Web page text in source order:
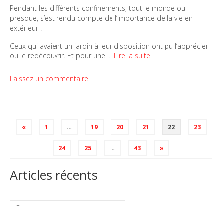
Pendant les différents confinements, tout le monde ou
presque, s’est rendu compte de l’importance de la vie en
extérieur !
Ceux qui avaient un jardin à leur disposition ont pu l’apprécier
ou le redécouvrir. Et pour une … Lire la suite
Laissez un commentaire
Pagination
des
publications
« 1 … 19 20 21 22 23
24 25 … 43 »
Articles récents